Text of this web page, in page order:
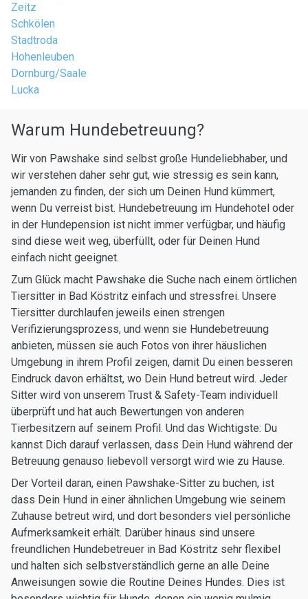
Zeitz
Schkölen
Stadtroda
Hohenleuben
Dornburg/Saale
Lucka
Warum Hundebetreuung?
Wir von Pawshake sind selbst große Hundeliebhaber, und
wir verstehen daher sehr gut, wie stressig es sein kann,
jemanden zu finden, der sich um Deinen Hund kümmert,
wenn Du verreist bist. Hundebetreuung im Hundehotel oder
in der Hundepension ist nicht immer verfügbar, und häufig
sind diese weit weg, überfüllt, oder für Deinen Hund
einfach nicht geeignet.
Zum Glück macht Pawshake die Suche nach einem örtlichen
Tiersitter in Bad Köstritz einfach und stressfrei. Unsere
Tiersitter durchlaufen jeweils einen strengen
Verifizierungsprozess, und wenn sie Hundebetreuung
anbieten, müssen sie auch Fotos von ihrer häuslichen
Umgebung in ihrem Profil zeigen, damit Du einen besseren
Eindruck davon erhältst, wo Dein Hund betreut wird. Jeder
Sitter wird von unserem Trust & Safety-Team individuell
überprüft und hat auch Bewertungen von anderen
Tierbesitzern auf seinem Profil. Und das Wichtigste: Du
kannst Dich darauf verlassen, dass Dein Hund während der
Betreuung genauso liebevoll versorgt wird wie zu Hause.
Der Vorteil daran, einen Pawshake-Sitter zu buchen, ist
dass Dein Hund in einer ähnlichen Umgebung wie seinem
Zuhause betreut wird, und dort besonders viel persönliche
Aufmerksamkeit erhält. Darüber hinaus sind unsere
freundlichen Hundebetreuer in Bad Köstritz sehr flexibel
und halten sich selbstverständlich gerne an alle Deine
Anweisungen sowie die Routine Deines Hundes. Dies ist